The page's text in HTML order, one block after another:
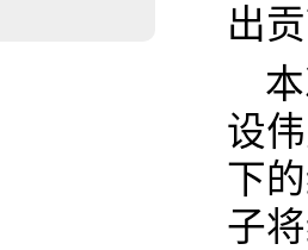
出
设
下
子